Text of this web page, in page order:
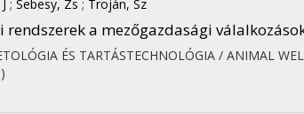
; Sebesy, Zs ; Troján, Sz
a mezőgazdasági
ÉS TARTÁSTECHNOLÓGIA / ANIMAL